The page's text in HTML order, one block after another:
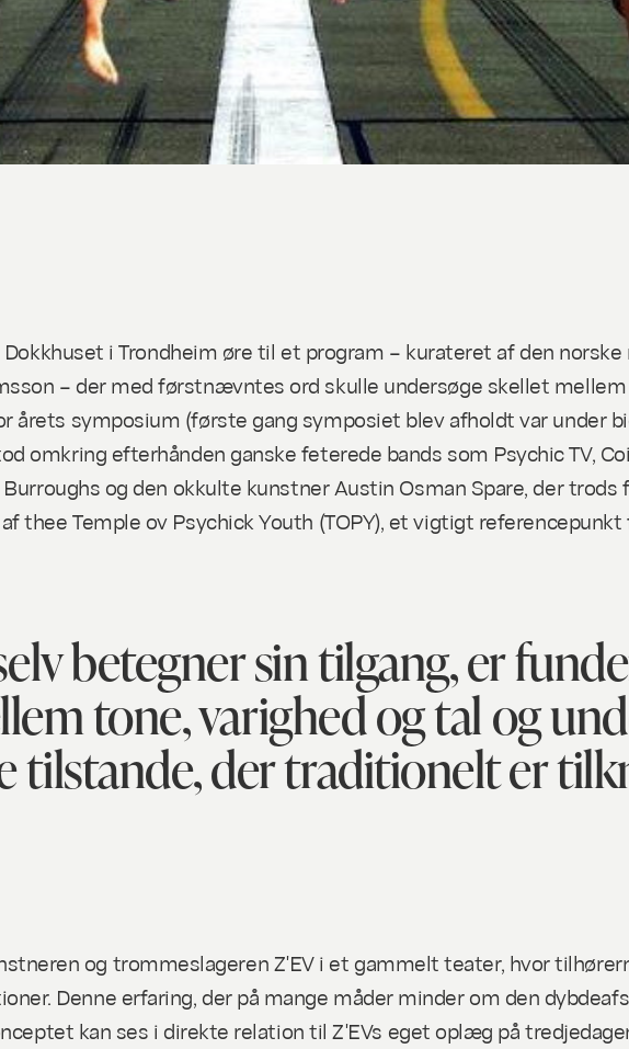
Dokkhuset i Trondheim øre til et program – kurateret af den
– der med førstnævntes ord skulle undersøge skellet
årets symposium (første gang symposiet blev afholdt var under
omkring efterhånden ganske feterede bands som Psychic TV,
og den okkulte kunstner Austin Osman Spare, der
Temple ov Psychick Youth (TOPY), et vigtigt
betegner sin tilgang, er
tone, varighed og tal og
tilstande, der traditionelt er
og trommeslageren Z'EV i et gammelt teater, hvor
Denne erfaring, der på mange måder minder om den
kan ses i direkte relation til Z'EVs eget oplæg på